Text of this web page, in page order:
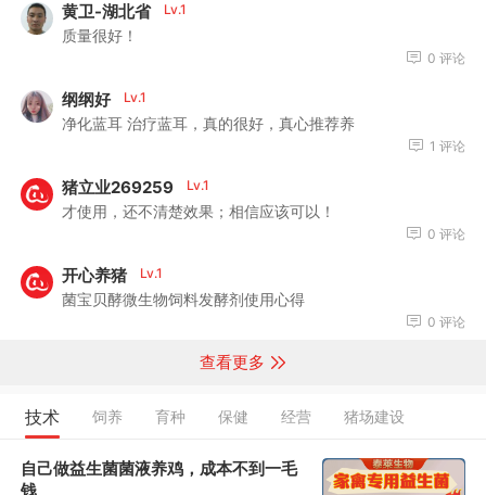
黄卫-湖北省 Lv.1
质量很好！
0 评论
纲纲好 Lv.1
净化蓝耳 治疗蓝耳，真的很好，真心推荐养
1 评论
猪立业269259 Lv.1
才使用，还不清楚效果；相信应该可以！
0 评论
开心养猪 Lv.1
菌宝贝酵微生物饲料发酵剂使用心得
0 评论
查看更多
技术 饲养 育种 保健 经营 猪场建设
自己做益生菌菌液养鸡，成本不到一毛
钱